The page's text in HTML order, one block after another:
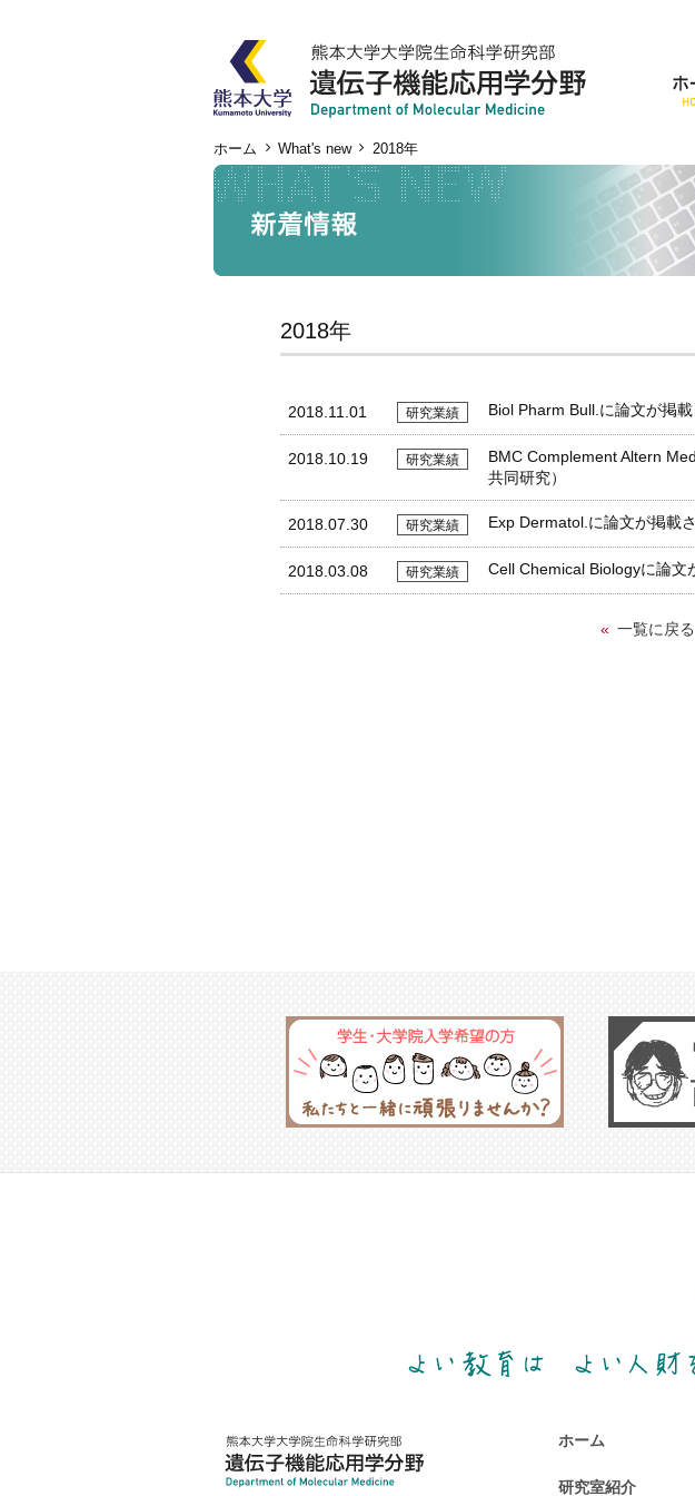
ホーム What's new 2018年
2018年
2018.11.01 研究業績 Biol Pharm Bull.に論文が掲
2018.10.19 研究業績
BMC Complement Altern
共同研究）
2018.07.30 研究業績 Exp Dermatol.に論文が掲載
2018.03.08 研究業績 Cell Chemical Biologyに論文
一覧に戻る
ホーム
研究室紹介